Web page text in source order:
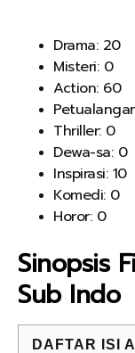
Drama: 20
Misteri: 0
Action: 60
Thriller: 0
Dewa-sa: 0
Inspirasi: 10
Komedi: 0
Horor: 0
Sinopsis
Sub Indo
DAFTAR ISI